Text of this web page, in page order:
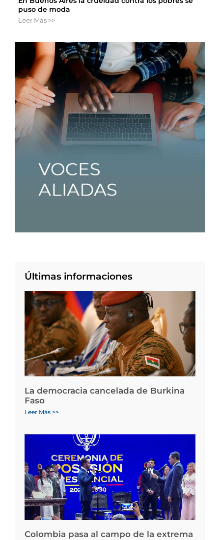
puso de moda
Leer Más >>
Últimas informaciones
La democracia cancelada de Burkina
Faso
Leer Más >>
Colombia pasa al campo de la extrema